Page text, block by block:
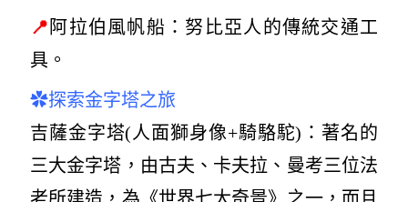
📍 阿拉伯風帆船： 努比亞人的傳統交通工
具。
✿探索金字塔之旅
吉薩金字塔(人面獅身像+騎駱駝) ： 著名的
三大金字塔，由古夫、卡夫拉、曼考三位法